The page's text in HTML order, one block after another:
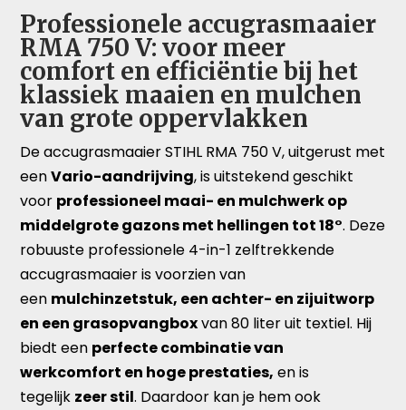
Professionele accugrasmaaier
RMA 750 V: voor meer
comfort en efficiëntie bij het
klassiek maaien en mulchen
van grote oppervlakken
De accugrasmaaier STIHL RMA 750 V, uitgerust met
eenVario-aandrijving, is uitstekend geschikt
voor professioneel maai- en mulchwerk op
middelgrote gazons met hellingen tot 18°. Deze
robuuste professionele 4-in-1 zelftrekkende
accugrasmaaier is voorzien van
een mulchinzetstuk, een achter- en zijuitworp
en een grasopvangboxvan 80 liter uit textiel. Hij
biedt een perfecte combinatie van
werkcomfort en hoge prestaties, en is
tegelijk zeer stil. Daardoor kan je hem ook